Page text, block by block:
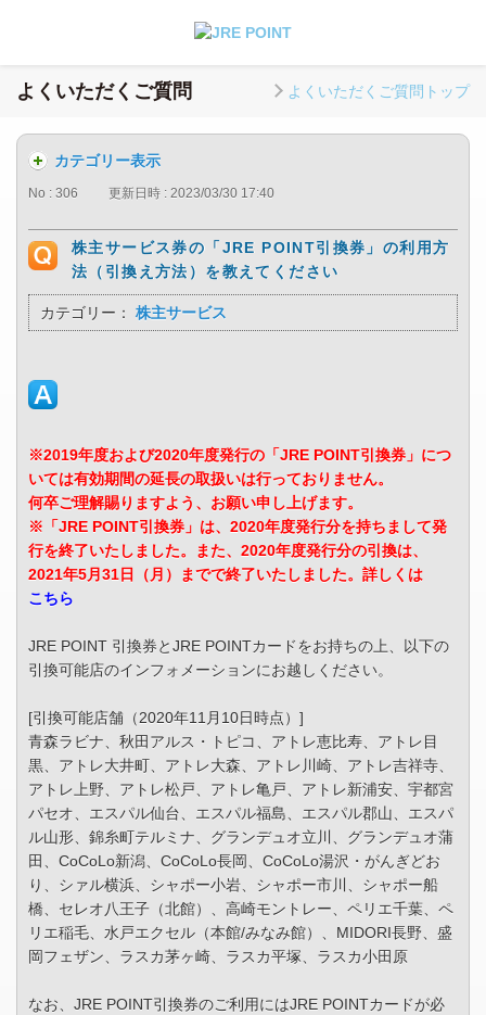
よくいただくご質問 よくいただくご質問トップ
カテゴリー表示
No : 306 更新日時 : 2023/03/30 17:40
株主サービス券の「JRE POINT引換券」の利用方
法（引換え方法）を教えてください
カテゴリー： 株主サービス
※2019年度および2020年度発行の「JRE POINT引換券」につ
いては有効期間の延長の取扱いは行っておりません。
何卒ご理解賜りますよう、お願い申し上げます。
※「JRE POINT引換券」は、2020年度発行分を持ちまして発
行を終了いたしました。また、2020年度発行分の引換は、
2021年5月31日（月）までで終了いたしました。詳しくは
こちら
JRE POINT 引換券とJRE POINTカードをお持ちの上、以下の
引換可能店のインフォメーションにお越しください。
[引換可能店舗（2020年11月10日時点）]
青森ラビナ、秋田アルス・トピコ、アトレ恵比寿、アトレ目
黒、アトレ大井町、アトレ大森、アトレ川崎、アトレ吉祥寺、
アトレ上野、アトレ松戸、アトレ亀戸、アトレ新浦安、宇都宮
パセオ、エスパル仙台、エスパル福島、エスパル郡山、エスパ
ル山形、錦糸町テルミナ、グランデュオ立川、グランデュオ蒲
田、CoCoLo新潟、CoCoLo長岡、CoCoLo湯沢・がんぎどお
り、シァル横浜、シャポー小岩、シャポー市川、シャポー船
橋、セレオ八王子（北館）、高崎モントレー、ペリエ千葉、ペ
リエ稲毛、水戸エクセル（本館/みなみ館）、MIDORI長野、盛
岡フェザン、ラスカ茅ヶ崎、ラスカ平塚、ラスカ小田原
なお、JRE POINT引換券のご利用にはJRE POINTカードが必